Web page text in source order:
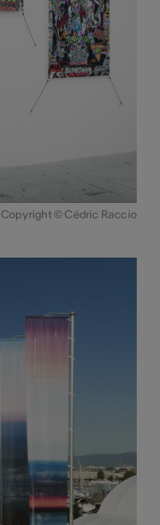
Copyright © Cédric Raccio